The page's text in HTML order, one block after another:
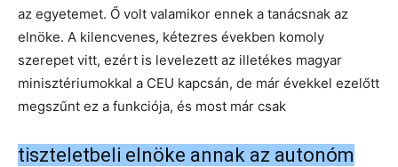
az egyetemet. Ő volt valamikor ennek a tanácsnak az
elnöke. A kilencvenes, kétezres években komoly
szerepet vitt, ezért is levelezett az illetékes magyar
minisztériumokkal a CEU kapcsán, de már évekkel ezelőtt
megszűnt ez a funkciója, és most már csak
tiszteletbeli elnöke annak az autonóm